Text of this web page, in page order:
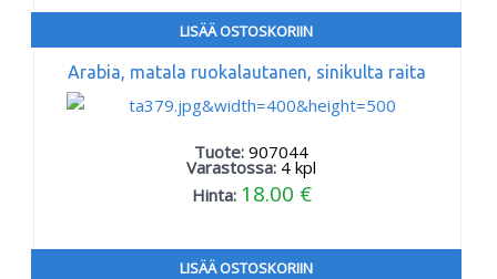
LISÄÄ OSTOSKORIIN
Arabia, matala ruokalautanen, sinikulta raita
Tuote:907044
Varastossa: 4 kpl
Hinta: 18.00 €
LISÄÄ OSTOSKORIIN